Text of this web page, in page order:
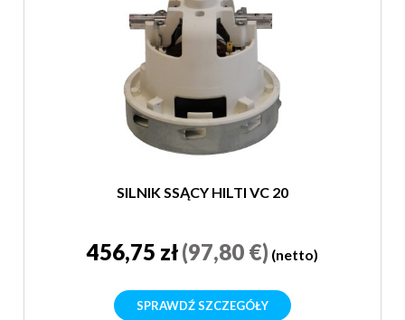
SILNIK SSĄCY HILTI VC 20
456,75 zł(97,80 €) (netto)
SPRAWDŹ SZCZEGÓŁY